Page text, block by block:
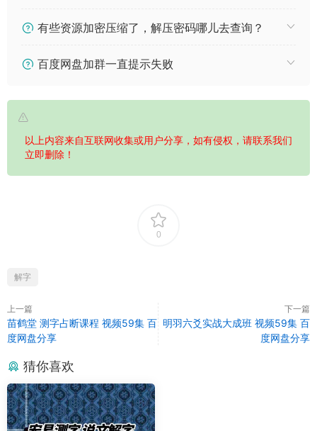
有些资源加密压缩了，解压密码哪儿去查询？
百度网盘加群一直提示失败
以上内容来自互联网收集或用户分享，如有侵权，请联系我们
立即删除！
0
解字
上一篇
苗鹤堂 测字占断课程 视频59集 百
度网盘分享
下一篇
明羽六爻实战大成班 视频59集 百
度网盘分享
猜你喜欢